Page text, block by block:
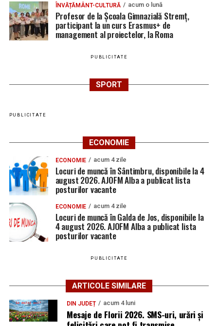
ÎNVĂȚĂMÂNT-CULTURĂ acum o lună
Profesor de la Școala Gimnazială Stremț,
participant la un curs Erasmus+ de
management al proiectelor, la Roma
PUBLICITATE
SPORT
PUBLICITATE
ECONOMIE
ECONOMIE acum 4 zile
Locuri de muncă în Sântimbru, disponibile la 4
august 2026. AJOFM Alba a publicat lista
posturilor vacante
ECONOMIE acum 4 zile
Locuri de muncă în Galda de Jos, disponibile la
4 august 2026. AJOFM Alba a publicat lista
posturilor vacante
PUBLICITATE
ARTICOLE SIMILARE
DIN JUDEȚ acum 4 luni
Mesaje de Florii 2026. SMS-uri, urări și